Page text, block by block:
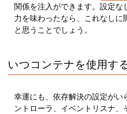
関係を注入ができます。設定な
力を味わったなら、これなし
と思うことでしょう。
いつコンテナを使用す
幸運にも、依存解決の設定がい
ントローラ、イベントリスナ